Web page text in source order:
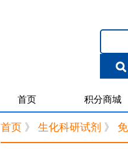
首页 积分商城
首页 》 生化科研试剂 》